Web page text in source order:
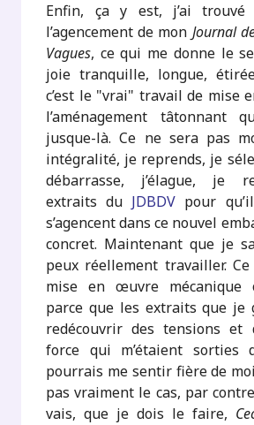
Enfin, ça y est, j’ai
l’agencement de mon Journal
Vagues, ce qui me donne le
joie tranquille, longue,
c’est le "vrai" travail de mise
l’aménagement tâtonnant
jusque-là. Ce ne sera pas
intégralité, je reprends, je
débarrasse, j’élague, je
extraits du JDBDV pour
s’agencent dans ce nouvel
concret. Maintenant que je
peux réellement travailler. Ce
mise en œuvre mécanique
parce que les extraits que je
redécouvrir des tensions et
force qui m’étaient sorties
pourrais me sentir fière de
pas vraiment le cas, par
vais, que je dois le faire,